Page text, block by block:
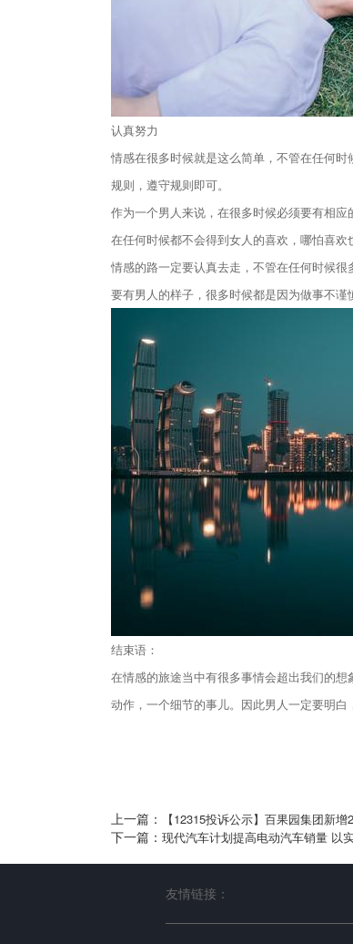
认真努力
情感在很多时候就是这么简单，不管在任何
规则，遵守规则即可。
作为一个男人来说，在很多时候必须要有相
在任何时候都不会得到女人的喜欢，哪怕喜欢
情感的路一定要认真去走，不管在任何时候
要有男人的样子，很多时候都是因为做事不谨
结束语：
在情感的旅途当中有很多事情会超出我们的
动作，一个细节的事儿。因此男人一定要明白
上一篇： 【12315投诉公示】百果园集团新
下一篇： 现代汽车计划提高电动汽车销量 以
友情链接：